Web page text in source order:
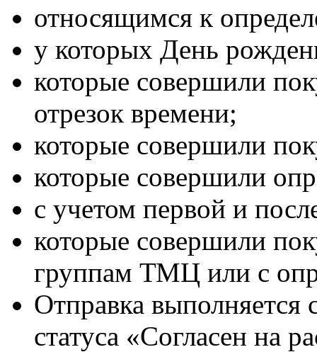
относящимся к
у которых День
которые совершили
отрезок времени;
которые совершили
которые совершили
с учетом первой и
которые совершили
группам ТМЦ или с
Отправка выполняется
статуса «Согласен на